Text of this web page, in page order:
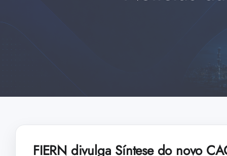
FIERN divulga Síntese do novo